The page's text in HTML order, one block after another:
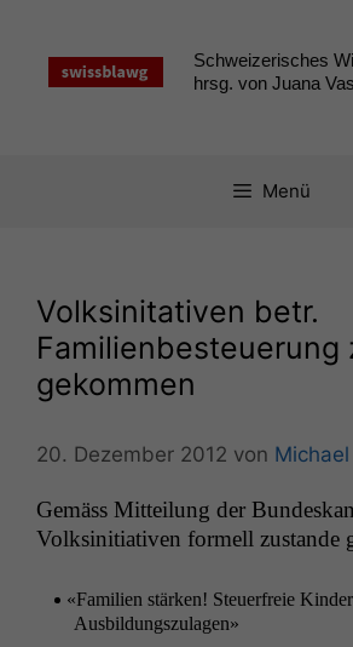
springen
Schweizerisches
hrsg. von Juana
Menü
Volksinitativen betr.
Familienbesteuerung
gekommen
20. Dezember 2012 von
Gemäss Mit­teilung der
Volksini­tia­tiv­en formell zus­tande
«Fam­i­lien stärken! Steuer­freie
Ausbildungszulagen»